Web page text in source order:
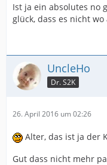
Ist ja ein absolutes no
glück, dass es nicht
UncleHo
Dr. S2K
26. April 2016 um 02:26
Alter, das ist ja der
Gut dass nicht mehr